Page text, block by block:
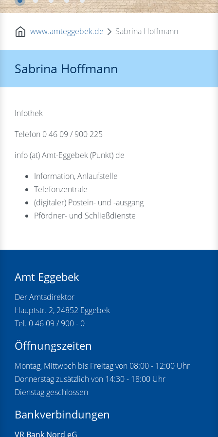
www.amteggebek.de Sabrina Hoffmann
Sabrina Hoffmann
Infothek
Telefon 0 46 09 / 900 225
info (at) Amt-Eggebek (Punkt) de
Information, Anlaufstelle
Telefonzentrale
(digitaler) Postein- und -ausgang
Pfördner- und Schließdienste
Amt Eggebek
Der Amtsdirektor
Hauptstr. 2, 24852 Eggebek
Tel. 0 46 09 / 900 - 0
Öffnungszeiten
Montag, Mittwoch bis Freitag von 08:00 - 12:00 Uhr
Donnerstag zusätzlich von 14:30 - 18:00 Uhr
Dienstag geschlossen
Bankverbindungen
VR Bank Nord eG